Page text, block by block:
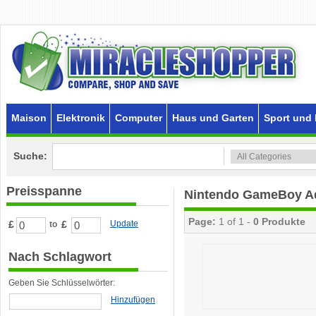
Maison Elektronik Computer Haus und Garten Sport und
Suche:
Preisspanne
£ to £ Update
Nach Schlagwort
Geben Sie Schlüsselwörter:
Hinzufügen
Nintendo GameBoy
Page: 1 of 1 - 0 Produkte